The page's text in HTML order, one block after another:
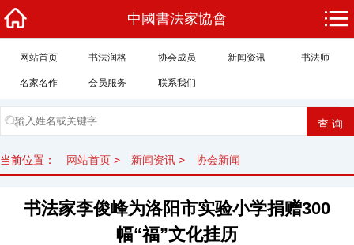
中國書法家協會
网站首页 书法润格 协会成员 新闻资讯 书法师
名家名作 会员服务 联系我们
当前位置： 网站首页 > 新闻资讯 > 协会新闻
书法家李俊峰为洛阳市实验小学捐赠300
幅“福”文化挂历